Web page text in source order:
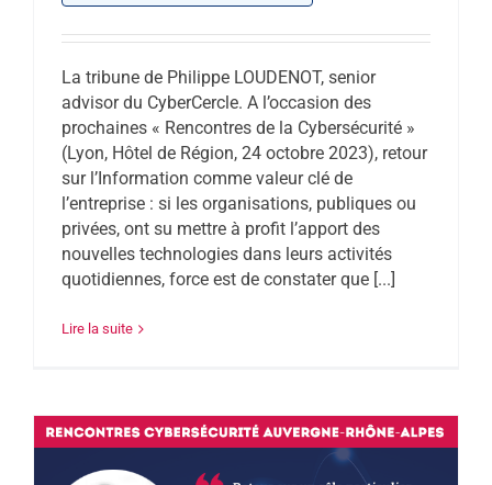
La tribune de Philippe LOUDENOT, senior
advisor du CyberCercle. A l’occasion des
prochaines « Rencontres de la Cybersécurité »
(Lyon, Hôtel de Région, 24 octobre 2023), retour
sur l’Information comme valeur clé de
l’entreprise : si les organisations, publiques ou
privées, ont su mettre à profit l’apport des
nouvelles technologies dans leurs activités
quotidiennes, force est de constater que [...]
Lire la suite